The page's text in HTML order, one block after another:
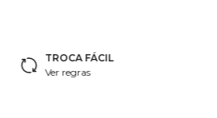
TROCA FÁCIL
Ver regras